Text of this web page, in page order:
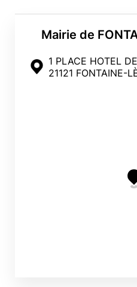
Mairie de
1 PLACE HOTEL
21121 FONTAINE-